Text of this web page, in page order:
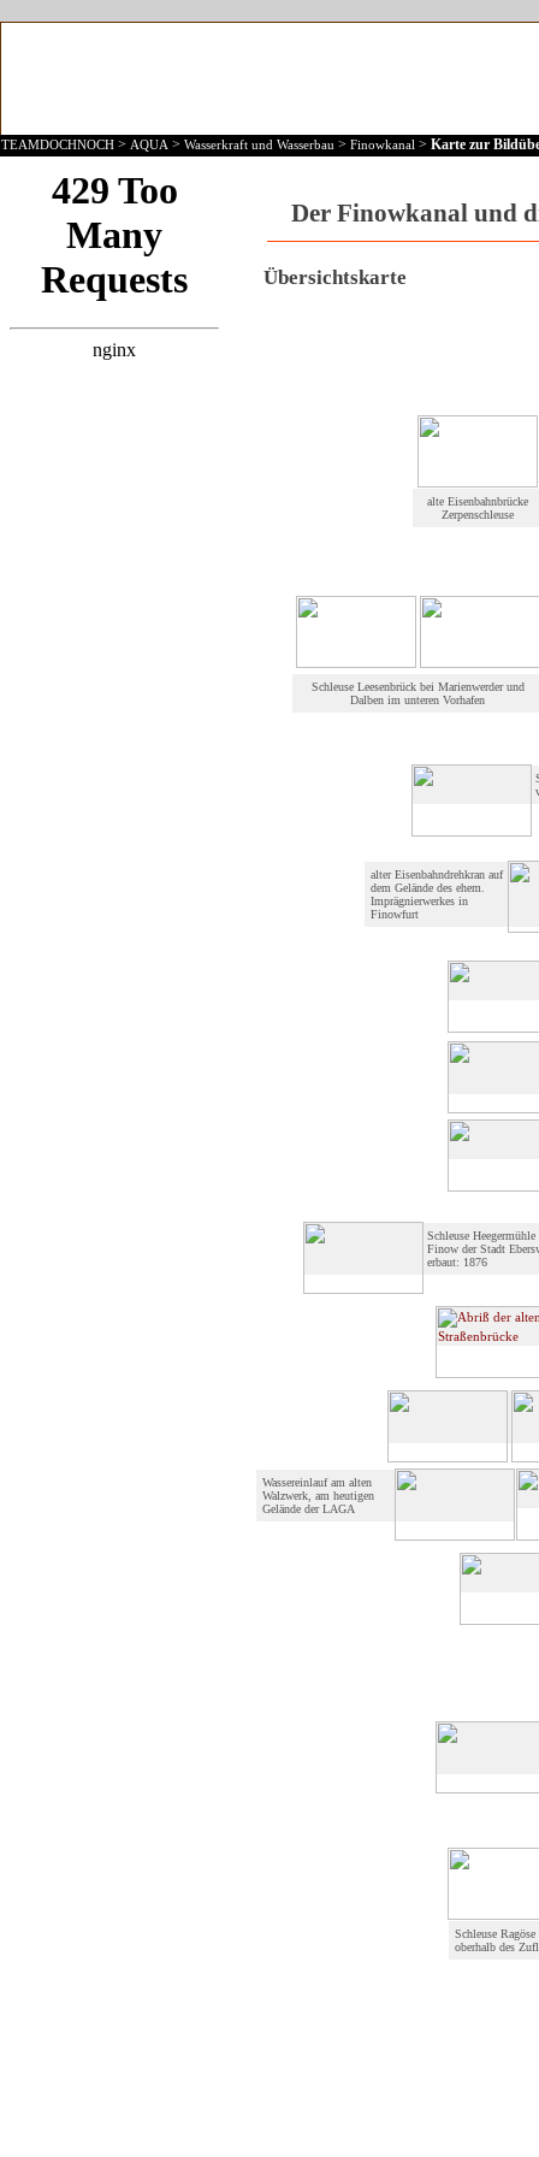
TEAMDOCHNOCH > AQUA > Wasserkraft und Wasserbau > Finowkanal > Karte zur
Der Finowkanal und
Übersichtskarte
alte Eisenbahnbrücke
Zerpenschleuse
Schleuse Leesenbrück bei Marienwerder und
Dalben im unteren Vorhafen
alter Eisenbahndrehkran auf
dem Gelände des ehem.
Imprägnierwerkes in
Finowfurt
Schleuse
Finow der Stadt
erbaut: 1876
Wassereinlauf am alten
Walzwerk, am heutigen
Gelände der LAGA
Schleuse Ragöse
oberhalb des